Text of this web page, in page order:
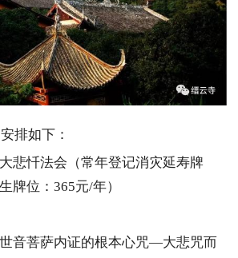
排如下：
悲忏法会（常年登记消灾延寿牌
牌位：365元/年）
音菩萨内证的根本心咒—大悲咒而